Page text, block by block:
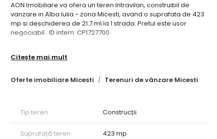
Oferte imobiliare Micesti Terenuri de vânzare Micesti
AON Imobiliare va ofera un teren Intravilan, construibil de
vanzare in Alba Iulia - zona Micesti, avand o suprafata de 423
mp si deschiderea de 21.7 ml la 1 strada. Pretul este usor
negociabil . ID intern: CP1727700
Citește mai mult
Tip teren Construcții
Suprafață teren 423 mp